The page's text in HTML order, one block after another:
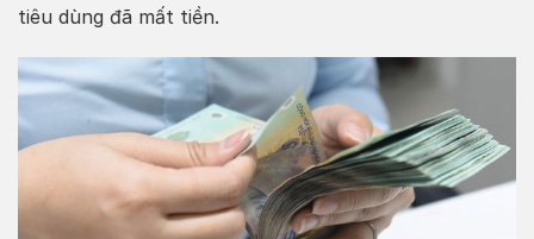
tiêu dùng đã mất tiền.